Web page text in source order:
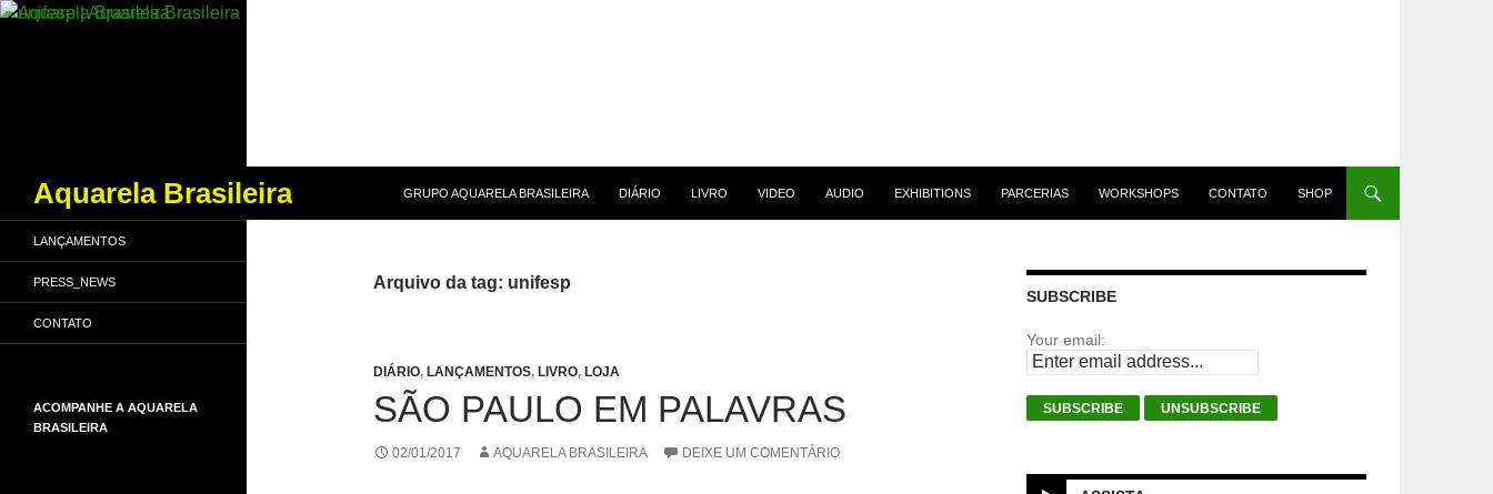
Aquarela Brasileira
GRUPO AQUARELA BRASILEIRA
DIÁRIO LIVRO VIDEO AUDIO EXHIBITIONS PARCERIAS WORKSHOPS CONTATO SHOP
Arquivo da tag: unifesp
DIÁRIO, LANÇAMENTOS, LIVRO, LOJA
SÃO PAULO EM PALAVRAS
02/01/2017 AQUARELA BRASILEIRA DEIXE UM COMENTÁRIO
SUBSCRIBE
Your email:
LANÇAMENTOS
PRESS_NEWS
CONTATO
ACOMPANHE A AQUARELA
BRASILEIRA